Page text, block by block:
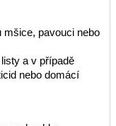
pavouci nebo
a v případě
nebo domácí